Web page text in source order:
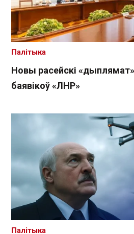
Новы расейскі «дыплямат»
баявікоў «ЛНР»
Палітыка
Палітыка